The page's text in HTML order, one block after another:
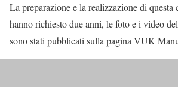
La preparazione e la realizzazione di questa
hanno richiesto due anni, le foto e i video
sono stati pubblicati sulla pagina VUK